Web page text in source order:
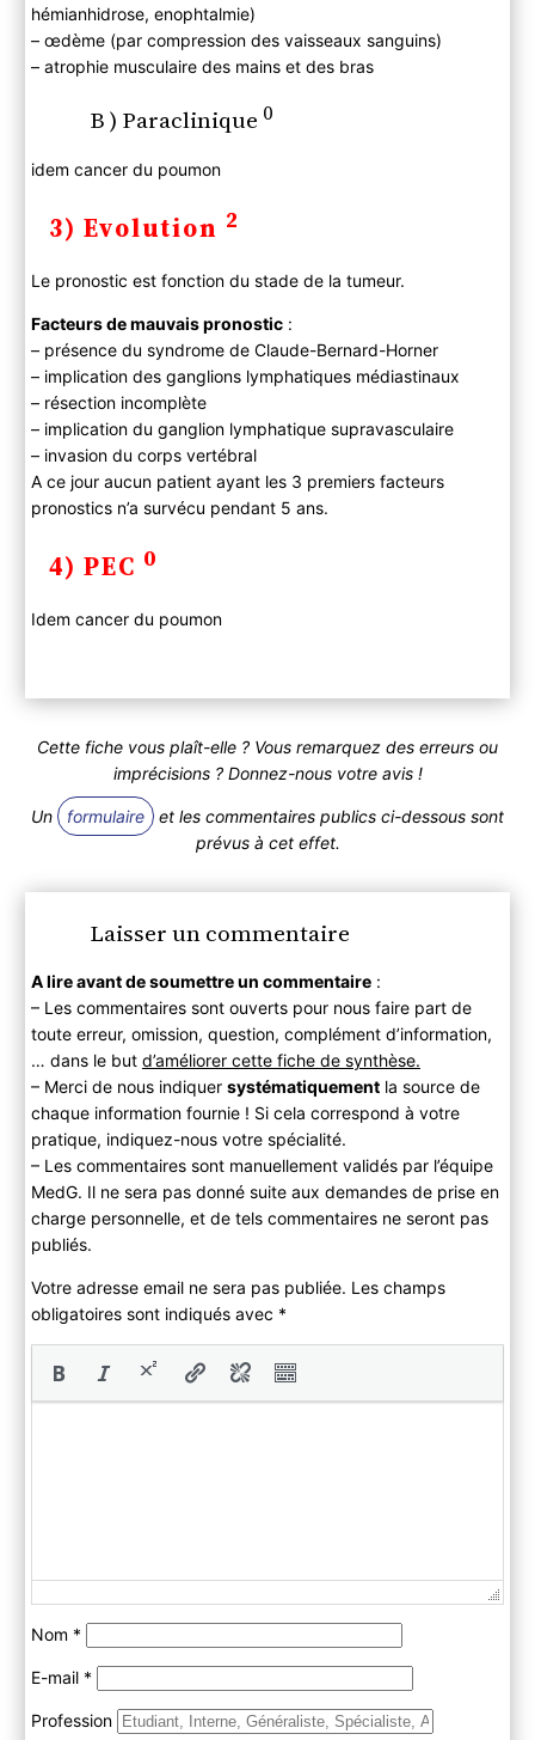
hémianhidrose, enophtalmie)
– œdème (par compression des vaisseaux sanguins)
– atrophie musculaire des mains et des bras
B ) Paraclinique 0
idem cancer du poumon
3) Evolution 2
Le pronostic est fonction du stade de la tumeur.
Facteurs de mauvais pronostic:
– présence du syndrome de Claude-Bernard-Horner
– implication des ganglions lymphatiques médiastinaux
– résection incomplète
– implication du ganglion lymphatique supravasculaire
– invasion du corps vertébral
A ce jour aucun patient ayant les 3 premiers facteurs
pronostics n’a survécu pendant 5 ans.
4) PEC 0
Idem cancer du poumon
Cette fiche vous plaît-elle ? Vous remarquez des erreurs ou
imprécisions ? Donnez-nous votre avis !
Un formulaire
et les commentaires publics ci-dessous sont
prévus à cet effet.
Laisser un commentaire
A lire avant de soumettre un commentaire:
– Les commentaires sont ouverts pour nous faire part de
toute erreur, omission, question, complément d’information,
… dans le but d’améliorer cette fiche de synthèse.
– Merci de nous indiquer systématiquementla source de
chaque information fournie ! Si cela correspond à votre
pratique, indiquez-nous votre spécialité.
– Les commentaires sont manuellement validés par l’équipe
MedG. Il ne sera pas donné suite aux demandes de prise en
charge personnelle, et de tels commentaires ne seront pas
publiés.
Votre adresse email ne sera pas publiée. Les champs
obligatoires sont indiqués avec *
Nom *
E-mail *
Profession